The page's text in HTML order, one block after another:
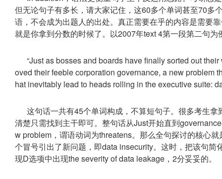
但无论句子有多长，请大家记住，这60多个单词甚至70多
语，不会成为出题人的出处。真正需要在乎的内容是需要
就是你拿到分数的时候了。以2007年text 4第一段第二句为
“Just as bosses and boards have finally sorted out
oved their feeble corporation governance, a new problem
hat inevitably lead to heads rolling in the executive suite:
这句话一共有45个单词构成，不算短句子。很多考生
清楚只需找到主干即可。整句话从Just开始直到
w problem，谓语动词为threatens。那么全句探讨的核心
个冒号引出了新问题，即data insecurity。这时，把该句
现D选项中出现the severity of data leakage，2分妥妥的。